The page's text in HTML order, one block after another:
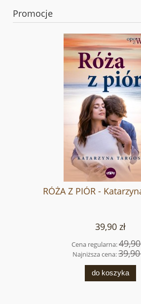
Promocje
RÓŻA Z PIÓR -
39,90 zł
Cena regularna:49,90
Najniższa cena:39,90
do koszyka